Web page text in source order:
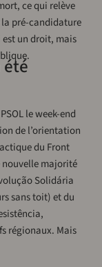
ce qui relève
pré-candidature
un droit, mais
été
le week-end
de l’orientation
du Front
nouvelle majorité
Solidária
sans toit) et du
régionaux. Mais